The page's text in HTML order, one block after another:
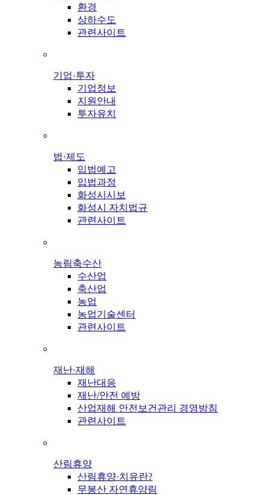
환경
상하수도
관련사이트
기업·투자
기업정보
지원안내
투자유치
법·제도
입법예고
입법과정
화성시시보
화성시 자치법규
관련사이트
농림축수산
수산업
축산업
농업
농업기술센터
관련사이트
재난·재해
재난대응
재난/안전 예방
산업재해 안전보건관리 경영방침
관련사이트
산림휴양
산림휴양·치유란?
무봉산 자연휴양림